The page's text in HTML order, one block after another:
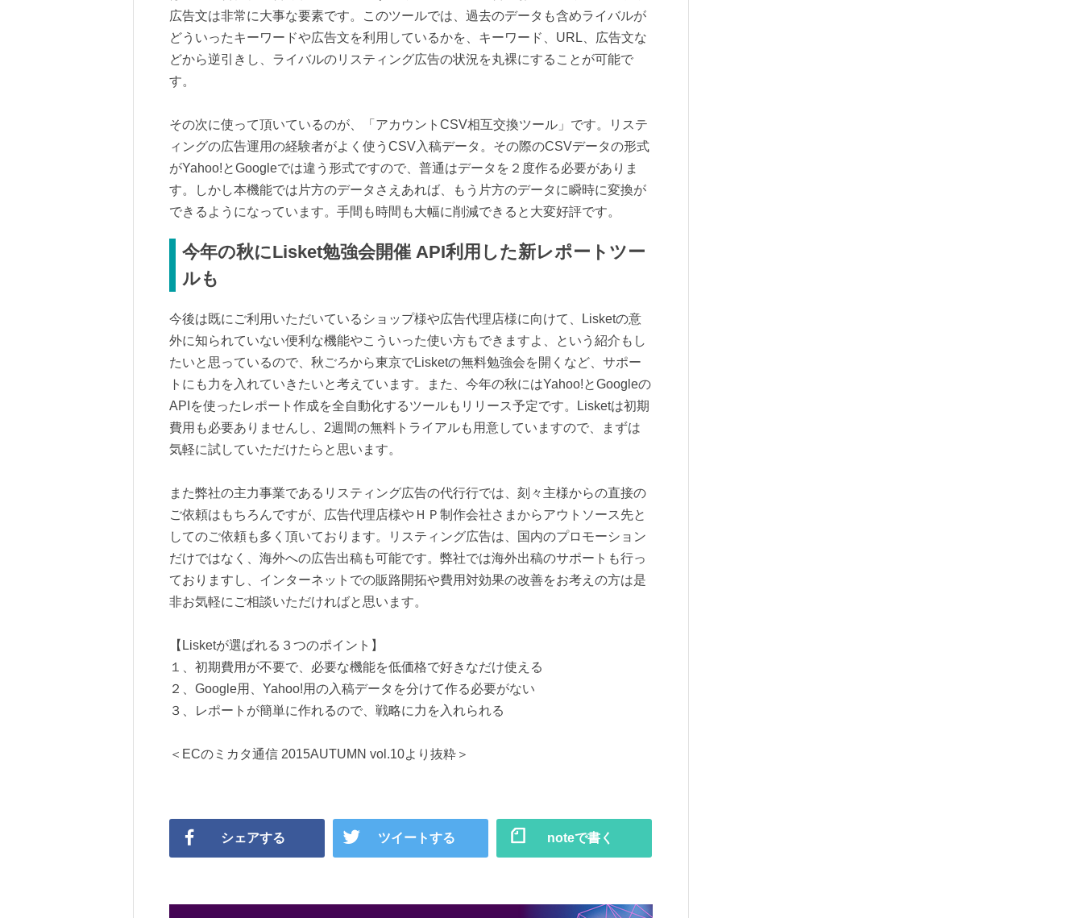
広告文は非常に大事な要素です。このツールでは、過去のデータも含めライバルが
どういったキーワードや広告文を利用しているかを、キーワード、URL、広告文な
どから逆引きし、ライバルのリスティング広告の状況を丸裸にすることが可能で
す。
その次に使って頂いているのが、「アカウントCSV相互交換ツール」です。リステ
ィングの広告運用の経験者がよく使うCSV入稿データ。その際のCSVデータの形式
がYahoo!とGoogleでは違う形式ですので、普通はデータを２度作る必要がありま
す。しかし本機能では片方のデータさえあれば、もう片方のデータに瞬時に変換が
できるようになっています。手間も時間も大幅に削減できると大変好評です。
今年の秋にLisket勉強会開催 API利用した新レポートツー
ルも
今後は既にご利用いただいているショップ様や広告代理店様に向けて、Lisketの意
外に知られていない便利な機能やこういった使い方もできますよ、という紹介もし
たいと思っているので、秋ごろから東京でLisketの無料勉強会を開くなど、サポー
トにも力を入れていきたいと考えています。また、今年の秋にはYahoo!とGoogleの
APIを使ったレポート作成を全自動化するツールもリリース予定です。Lisketは初期
費用も必要ありませんし、2週間の無料トライアルも用意していますので、まずは
気軽に試していただけたらと思います。
また弊社の主力事業であるリスティング広告の代行行では、刻々主様からの直接の
ご依頼はもちろんですが、広告代理店様やＨＰ制作会社さまからアウトソース先と
してのご依頼も多く頂いております。リスティング広告は、国内のプロモーション
だけではなく、海外への広告出稿も可能です。弊社では海外出稿のサポートも行っ
ておりますし、インターネットでの販路開拓や費用対効果の改善をお考えの方は是
非お気軽にご相談いただければと思います。
【Lisketが選ばれる３つのポイント】
１、初期費用が不要で、必要な機能を低価格で好きなだけ使える
２、Google用、Yahoo!用の入稿データを分けて作る必要がない
３、レポートが簡単に作れるので、戦略に力を入れられる
＜ECのミカタ通信 2015AUTUMN vol.10より抜粋＞
シェアする ツイートする noteで書く